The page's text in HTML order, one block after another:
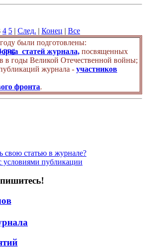
4 5 | След. | Конец | Все
были подготовлены:
статей журнала, посвященных
в годы Великой Отечественной войны;
журнала - участников
фронта.
свою статью в журнале?
условиями публикации